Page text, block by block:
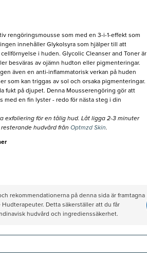
rengöringsmousse som med en 3-i-1-effekt som
innehåller Glykolsyra som hjälper till att
i huden. Glycolic Cleanser and Toner är
besväras av ojämn hudton eller pigmenteringar.
även en anti-inflammatorisk verkan på huden
som kan triggas av sol och orsaka pigmenteringar.
fukt på djupet. Denna Mousserengöring gör att
med en fin lyster - redo för nästa steg i din
exfoliering för en tålig hud. Låt ligga 2-3 minuter
hudvård från Optmzd Skin.
rekommendationerna på denna sida är framtagna
Detta säkerställer att du får
hudvård och ingredienssäkerhet.